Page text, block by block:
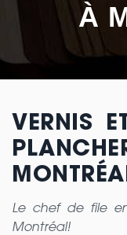
À
VERNIS
Le chef de file
Montréal!